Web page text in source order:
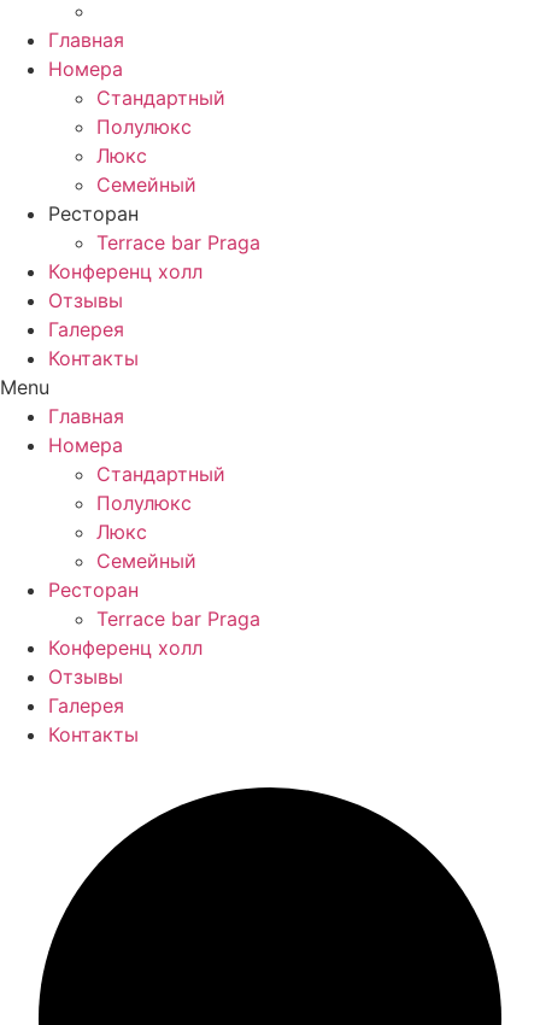
Главная
Номера
Стандартный
Полулюкс
Люкс
Семейный
Ресторан
Terrace bar Praga
Конференц холл
Отзывы
Галерея
Контакты
Menu
Главная
Номера
Стандартный
Полулюкс
Люкс
Семейный
Ресторан
Terrace bar Praga
Конференц холл
Отзывы
Галерея
Контакты